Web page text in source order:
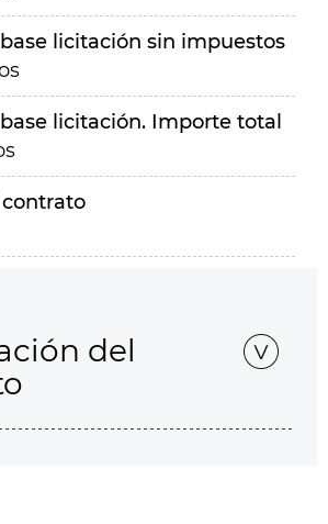
licitación sin impuestos
licitación. Importe total
del